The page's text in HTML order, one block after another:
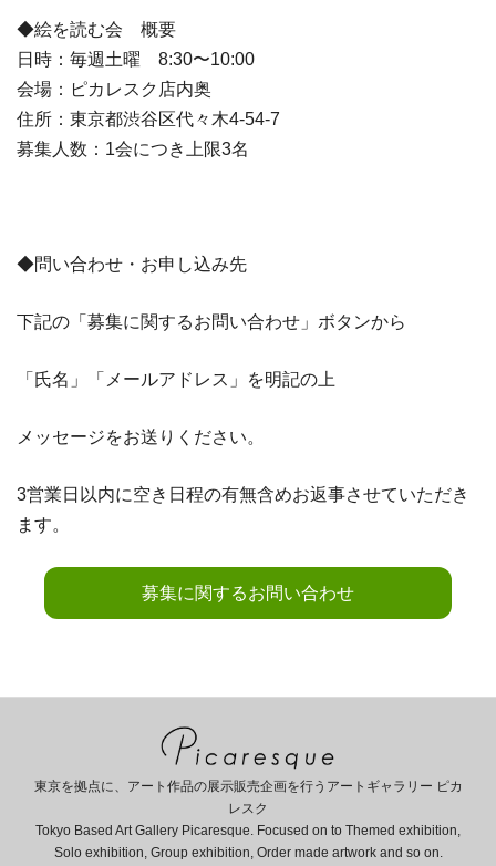
◆絵を読む会 概要
日時：毎週土曜 8:30〜10:00
会場：ピカレスク店内奥
住所：東京都渋谷区代々木4-54-7
募集人数：1会につき上限3名
◆問い合わせ・お申し込み先
下記の「募集に関するお問い合わせ」ボタンから
「氏名」「メールアドレス」を明記の上
メッセージをお送りください。
3営業日以内に空き日程の有無含めお返事させていただき
ます。
募集に関するお問い合わせ
東京を拠点に、アート作品の展示販売企画を行うアートギャラリー ピカ
レスク
Tokyo Based Art Gallery Picaresque. Focused on to Themed exhibition,
Solo exhibition, Group exhibition, Order made artwork and so on.